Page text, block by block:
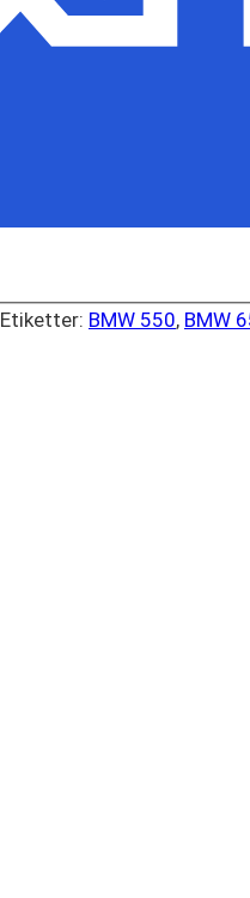
Etiketter: BMW 550, BMW